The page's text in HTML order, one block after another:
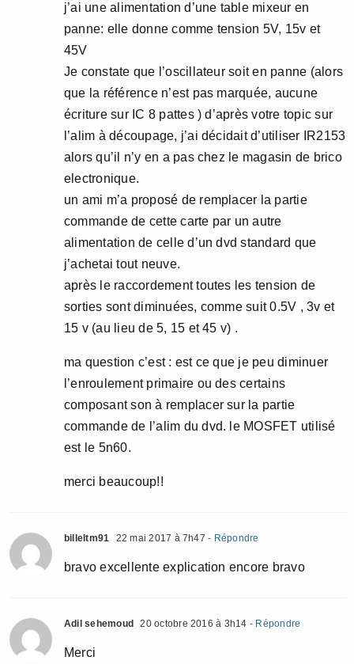
j’ai une alimentation d’une table mixeur en
panne: elle donne comme tension 5V, 15v et
45V
Je constate que l’oscillateur soit en panne (alors
que la référence n’est pas marquée, aucune
écriture sur IC 8 pattes ) d’après votre topic sur
l’alim à découpage, j’ai décidait d’utiliser IR2153
alors qu’il n’y en a pas chez le magasin de brico
electronique.
un ami m’a proposé de remplacer la partie
commande de cette carte par un autre
alimentation de celle d’un dvd standard que
j’achetai tout neuve.
après le raccordement toutes les tension de
sorties sont diminuées, comme suit 0.5V , 3v et
15 v (au lieu de 5, 15 et 45 v) .
ma question c’est : est ce que je peu diminuer
l’enroulement primaire ou des certains
composant son à remplacer sur la partie
commande de l’alim du dvd. le MOSFET utilisé
est le 5n60.
merci beaucoup!!
billeltm91 22 mai 2017 à 7h47 - Répondre
bravo excellente explication encore bravo
Adil sehemoud 20 octobre 2016 à 3h14 - Répondre
Merci